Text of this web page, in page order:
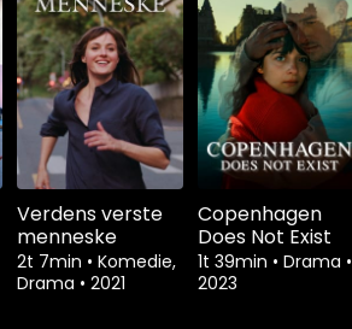
Verdens verste
menneske
2t 7min • Komedie,
Drama • 2021
Copenhagen
Does Not Exist
1t 39min • Drama •
2023